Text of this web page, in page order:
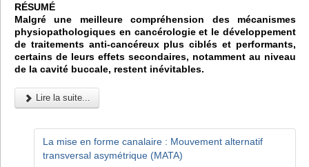
RÉSUMÉ
Malgré une meilleure compréhension des mécanismes
physiopathologiques en cancérologie et le développement
de traitements anti-cancéreux plus ciblés et performants,
certains de leurs effets secondaires, notamment au niveau
de la cavité buccale, restent inévitables.
Lire la suite...
La mise en forme canalaire : Mouvement alternatif
transversal asymétrique (MATA)